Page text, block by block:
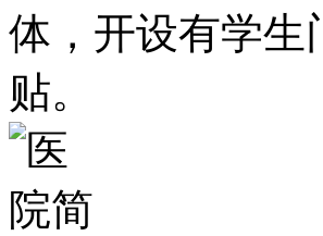
体，开设有学生
贴。